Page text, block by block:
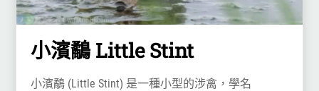
小濱鷸 Little Stint
小濱鷸 (Little Stint) 是一種小型的涉禽，學名